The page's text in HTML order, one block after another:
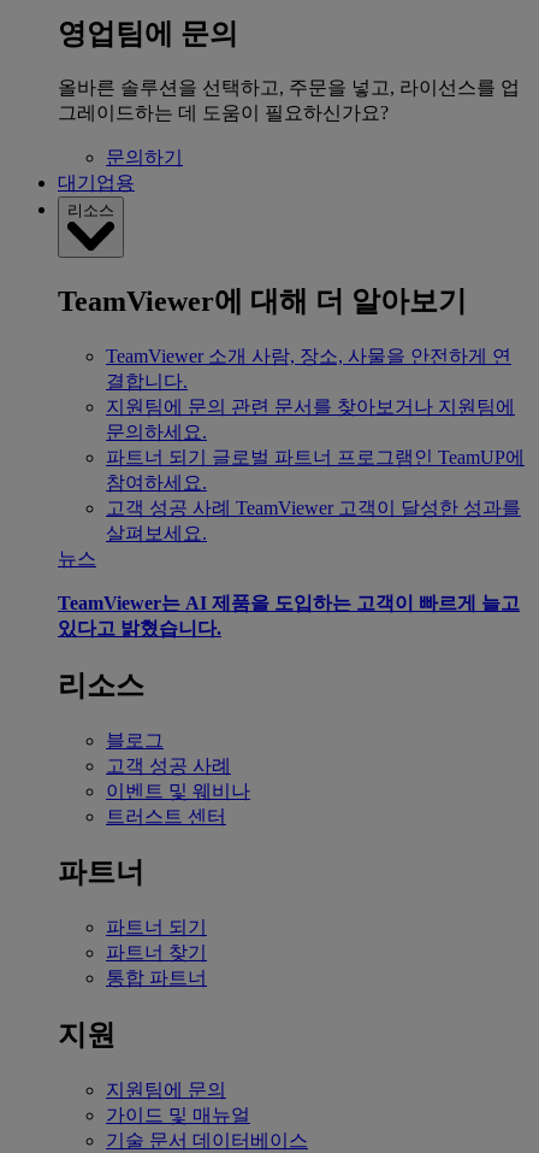
영업팀에 문의
올바른 솔루션을 선택하고, 주문을 넣고, 라이선스를 업
그레이드하는 데 도움이 필요하신가요?
문의하기
대기업용
리소스
TeamViewer에 대해 더 알아보기
TeamViewer 소개 사람, 장소, 사물을 안전하게 연
결합니다.
지원팀에 문의 관련 문서를 찾아보거나 지원팀에
문의하세요.
파트너 되기
글로벌 파트너 프로그램인 TeamUP에
참여하세요.
고객 성공 사례 TeamViewer 고객이 달성한 성과를
살펴보세요.
뉴스
TeamViewer는 AI 제품을 도입하는 고객이 빠르게 늘고
있다고 밝혔습니다.
리소스
블로그
고객 성공 사례
이벤트 및 웨비나
트러스트 센터
파트너
파트너 되기
파트너 찾기
통합 파트너
지원
지원팀에 문의
가이드 및 매뉴얼
기술 문서 데이터베이스